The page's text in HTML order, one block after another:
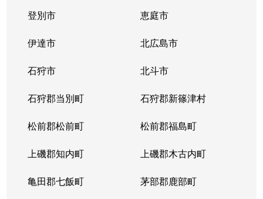
登別市 恵庭市
伊達市 北広島市
石狩市 北斗市
石狩郡当別町 石狩郡新篠津村
松前郡松前町 松前郡福島町
上磯郡知内町 上磯郡木古内町
亀田郡七飯町 茅部郡鹿部町